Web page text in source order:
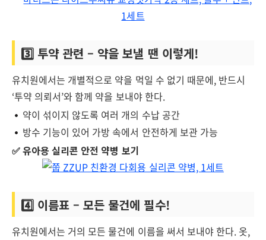
3️⃣ 투약 관련 – 약을 보낼 땐 이렇게!
유치원에서는 개별적으로 약을 먹일 수 없기 때문에, 반드시
‘투약 의뢰서’와 함께 약을 보내야 한다.
약이 섞이지 않도록 여러 개의 수납 공간
방수 기능이 있어 가방 속에서 안전하게 보관 가능
✅ 유아용 실리콘 안전 약병 보기
4️⃣ 이름표 – 모든 물건에 필수!
유치원에서는 거의 모든 물건에 이름을 써서 보내야 한다. 옷,